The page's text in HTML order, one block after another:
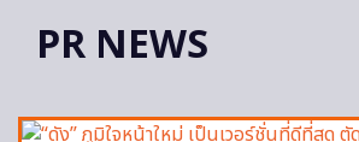
PR NEWS